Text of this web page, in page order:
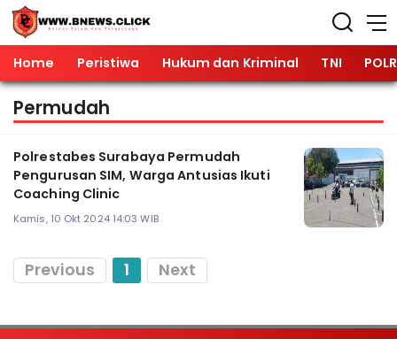
Home Peristiwa Hukum dan Kriminal TNI
Permudah
Polrestabes Surabaya Permudah
Pengurusan SIM, Warga Antusias Ikuti
Coaching Clinic
Kamis, 10 Okt 2024 14:03 WIB
Previous 1 Next